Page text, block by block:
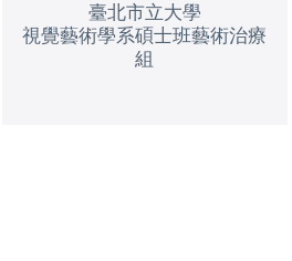
臺北市立大學
視覺藝術學系碩士班藝術治療
組